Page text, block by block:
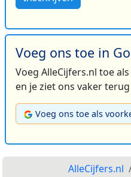
Voeg ons toe in
Voeg AlleCijfers.nl toe
en je ziet ons vaker
Voeg ons toe als
AlleCijfers.nl